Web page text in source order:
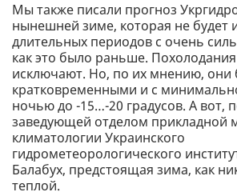
Мы также писали прогноз
нынешней зиме, которая не будет
длительных периодов с очень
как это было раньше.
исключают. Но, по их мнению, они
кратковременными и с
ночью до -15…-20 градусов. А вот,
заведующей отделом прикладной
климатологии Украинского
гидрометеорологического
Балабух, предстоящая зима, как
теплой.